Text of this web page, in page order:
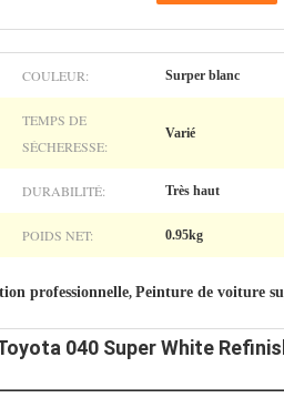
COULEUR: Surper blanc
TEMPS DE
SÉCHERESSE:
Varié
DURABILITÉ: Très haut
POIDS NET: 0.95kg
professionnelle, Peinture de voiture
040 Super White